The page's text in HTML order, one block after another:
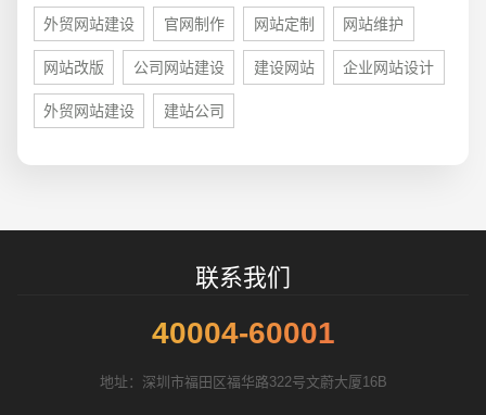
外贸网站建设 官网制作 网站定制 网站维护
网站改版 公司网站建设 建设网站 企业网站设计
外贸网站建设 建站公司
联系我们
40004-60001
地址：深圳市福田区福华路322号文蔚大厦16B
招标项目